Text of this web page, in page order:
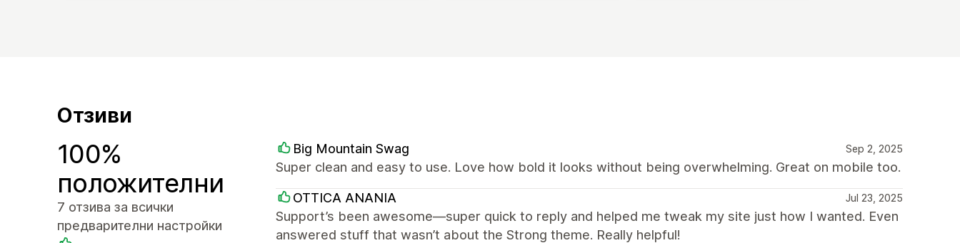
Отзиви
100%
положителни
7 отзива за всички
предварителни настройки
Big Mountain Swag Sep 2, 2025
Super clean and easy to use. Love how bold it looks without being overwhelming. Great on mobile too.
OTTICA ANANIA Jul 23, 2025
Support’s been awesome—super quick to reply and helped me tweak my site just how I wanted. Even
answered stuff that wasn’t about the Strong theme. Really helpful!